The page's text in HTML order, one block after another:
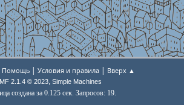
Помощь | Условия и правила | Вверх ▲
2.1.4 © 2023, Simple Machines
создана за 0.125 сек. Запросов: 19.